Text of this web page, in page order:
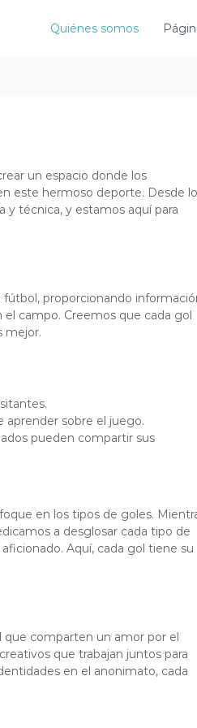
Quiénes somos
un espacio donde los
este hermoso deporte. Desde
y técnica, y estamos aquí para
fútbol, proporcionando
campo. Creemos que cada gol
mejor.
aprender sobre el juego.
pueden compartir sus
en los tipos de goles.
a desglosar cada tipo de
Aquí, cada gol tiene su
que comparten un amor por el
que trabajan juntos para
en el anonimato, cada